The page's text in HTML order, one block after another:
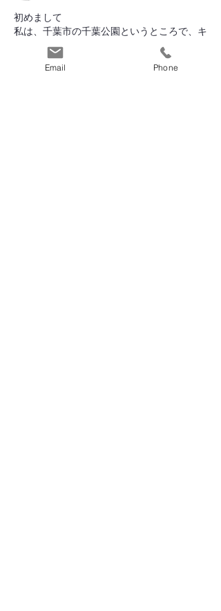
初めまして
私は、千葉市の千葉公園というところで、キ
ンクロハジロを観察しています。
ユリカモメも結構来ていたので、邪魔だなっ
て思っていました。
Email Phone